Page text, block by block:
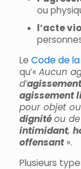
ou
l’acte
Le Code de
qu’« Aucun
d’
agissement
pour objet
dignitéou de
intimidant,
offensant».
Plusieurs